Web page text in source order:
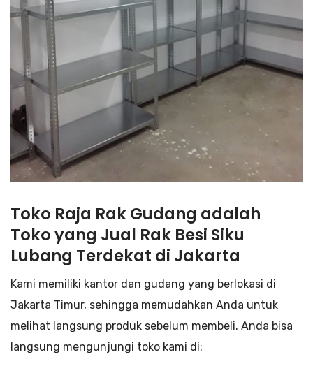
Toko Raja Rak Gudang adalah
Toko yang Jual Rak Besi Siku
Lubang Terdekat di Jakarta
Kami memiliki kantor dan gudang yang berlokasi di
Jakarta Timur, sehingga memudahkan Anda untuk
melihat langsung produk sebelum membeli. Anda bisa
langsung mengunjungi toko kami di: